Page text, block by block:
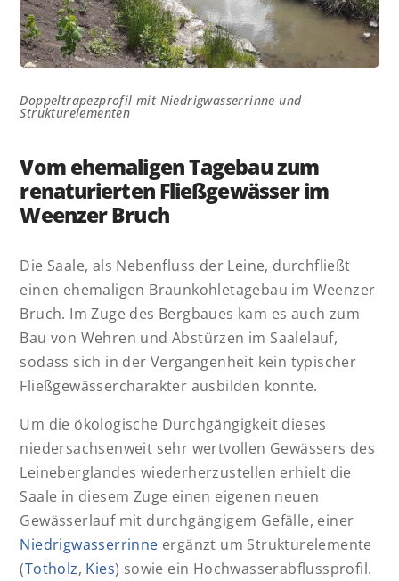
Vom ehemaligen Tagebau zum
renaturierten Fließgewässer im
Weenzer Bruch
Die Saale, als Nebenfluss der Leine, durchfließt
einen ehemaligen Braunkohletagebau im Weenzer
Bruch. Im Zuge des Bergbaues kam es auch zum
Bau von Wehren und Abstürzen im Saalelauf,
sodass sich in der Vergangenheit kein typischer
Fließgewässercharakter ausbilden konnte.
Um die ökologische Durchgängigkeit dieses
niedersachsenweit sehr wertvollen Gewässers des
Leineberglandes wiederherzustellen erhielt die
Saale in diesem Zuge einen eigenen neuen
Gewässerlauf mit durchgängigem Gefälle, einer
Niedrigwasserrinne ergänzt um Strukturelemente
(Totholz, Kies) sowie ein Hochwasserabflussprofil.
Doppeltrapezprofil mit Niedrigwasserrinne und
Strukturelementen